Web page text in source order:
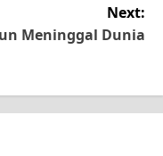
Next:
Meninggal Dunia